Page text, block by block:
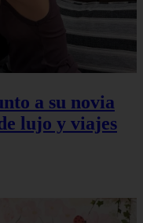
a su novia
lujo y viajes